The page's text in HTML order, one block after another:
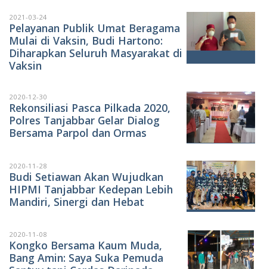
2021-03-24
Pelayanan Publik Umat Beragama
Mulai di Vaksin, Budi Hartono:
Diharapkan Seluruh Masyarakat di
Vaksin
2020-12-30
Rekonsiliasi Pasca Pilkada 2020,
Polres Tanjabbar Gelar Dialog
Bersama Parpol dan Ormas
2020-11-28
Budi Setiawan Akan Wujudkan
HIPMI Tanjabbar Kedepan Lebih
Mandiri, Sinergi dan Hebat
2020-11-08
Kongko Bersama Kaum Muda,
Bang Amin: Saya Suka Pemuda